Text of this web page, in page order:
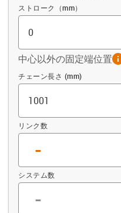
ストローク（mm）
中心以外の固定端位置info
オフセット (mm)
チェーン長さ (mm)
リンク数
-
システム数
-